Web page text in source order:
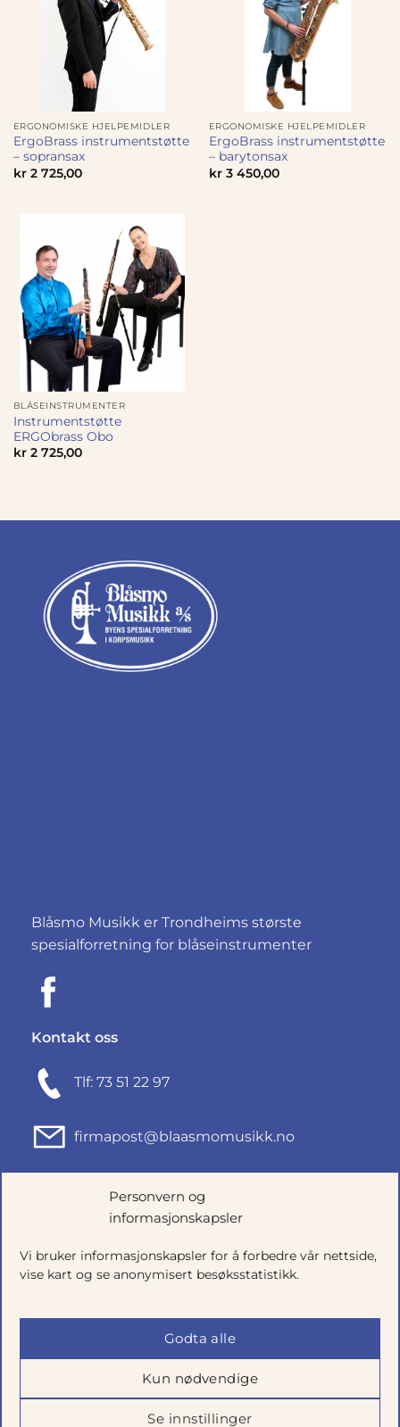
Personvern og
informasjonskapsler
Vi bruker informasjonskapsler for å forbedre vår nettside,
vise kart og se anonymisert besøksstatistikk.
Godta alle
Kun nødvendige
Se innstillinger
ERGONOMISKE HJELPEMIDLER
ErgoBrass instrumentstøtte
– sopransax
kr2 725,00
ERGONOMISKE HJELPEMIDLER
ErgoBrass instrumentstøtte
– barytonsax
kr3 450,00
BLÅSEINSTRUMENTER
Instrumentstøtte
ERGObrass Obo
kr2 725,00
Blåsmo Musikk er Trondheims største
spesialforretning for blåseinstrumenter
Kontakt oss
Tlf: 73 51 22 97
firmapost@blaasmomusikk.no
Fjordgata 46, 7010 TRONDHEIM